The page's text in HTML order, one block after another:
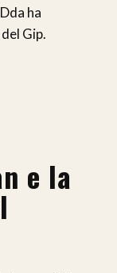
ha
Gip.
e la